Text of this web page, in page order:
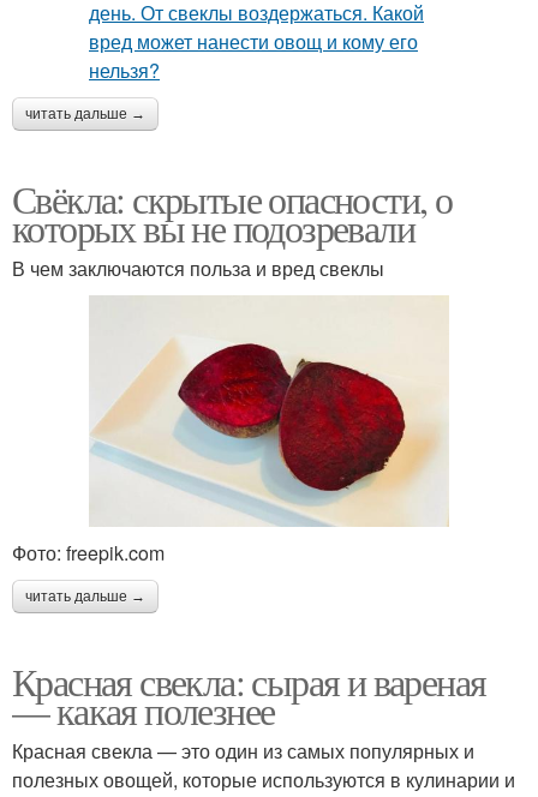
читать дальше →
Свёкла: скрытые опасности, о
которых вы не подозревали
В чем заключаются польза и вред свеклы
Фото: freepik.com
читать дальше →
Красная свекла: сырая и вареная
— какая полезнее
Красная свекла — это один из самых популярных и
полезных овощей, которые используются в кулинарии и